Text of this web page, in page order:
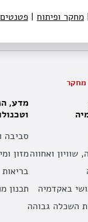
| מחקר ופיתוח | פטנטים
מחקר
שוויון ואחווה
באקדמיה
השכלה גבוהה
מדע,
סביבה
מזון
בריאות
תכנון